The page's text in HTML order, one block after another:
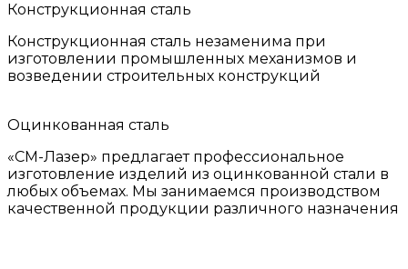
Конструкционная сталь
Конструкционная сталь незаменима при
изготовлении промышленных механизмов и
возведении строительных конструкций
Оцинкованная сталь
«СМ-Лазер» предлагает профессиональное
изготовление изделий из оцинкованной стали в
любых объемах. Мы занимаемся производством
качественной продукции различного назначения